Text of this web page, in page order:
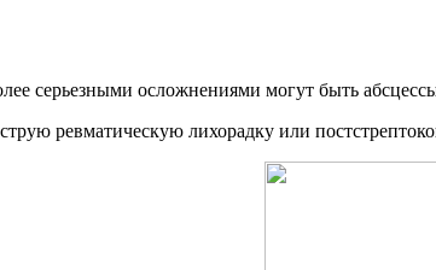
серьезными осложнениями могут быть
ревматическую лихорадку или